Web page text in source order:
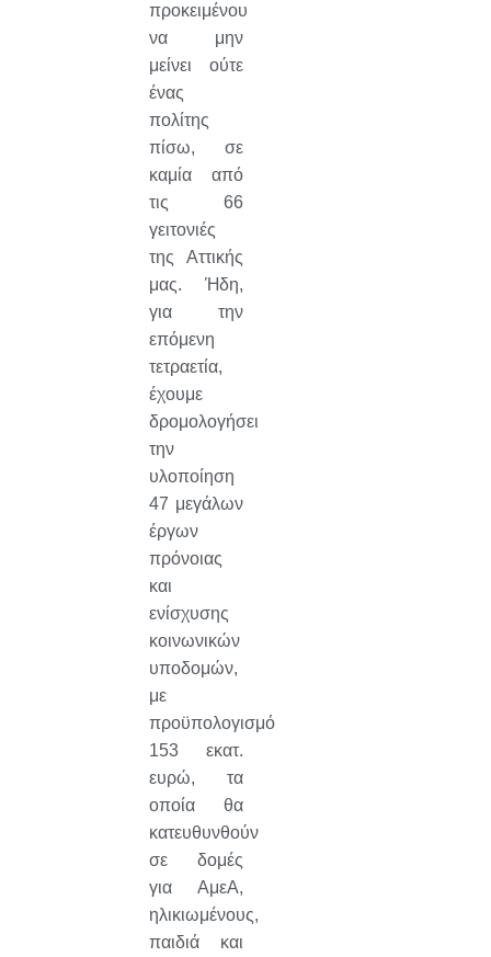
προκειμένου
να μην
μείνει ούτε
ένας
πολίτης
πίσω, σε
καμία από
τις 66
γειτονιές
της Αττικής
μας. Ήδη,
για την
επόμενη
τετραετία,
έχουμε
δρομολογήσει
την
υλοποίηση
47 μεγάλων
έργων
πρόνοιας
και
ενίσχυσης
κοινωνικών
υποδομών,
με
προϋπολογισμό
153 εκατ.
ευρώ, τα
οποία θα
κατευθυνθούν
σε δομές
για ΑμεΑ,
ηλικιωμένους,
παιδιά και